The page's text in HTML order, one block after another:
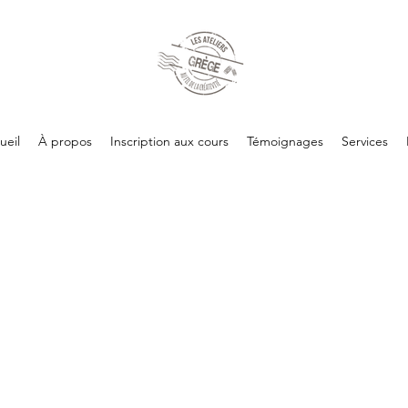
À propos Inscription aux cours Témoignages Services